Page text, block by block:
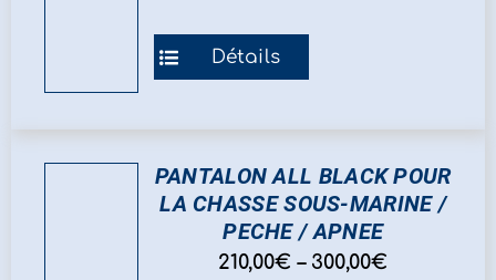
Ce
produit
variations.
Les
options
peuvent
Détails
PANTALON ALL BLACK POUR
LA CHASSE SOUS-MARINE /
PECHE / APNEE
210,00€ – 300,00€